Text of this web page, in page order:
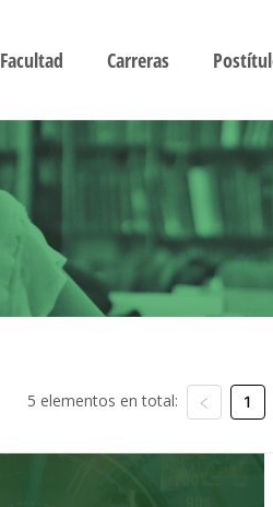
Facultad Carreras
5 elementos en total: 1